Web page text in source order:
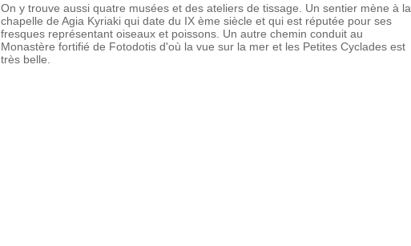
On y trouve aussi quatre musées et des ateliers de tissage. Un sentier mène à la
chapelle de Agia Kyriaki qui date du IX ème siècle et qui est réputée pour ses
fresques représentant oiseaux et poissons. Un autre chemin conduit au
Monastère fortifié de Fotodotis d'où la vue sur la mer et les Petites Cyclades est
très belle.